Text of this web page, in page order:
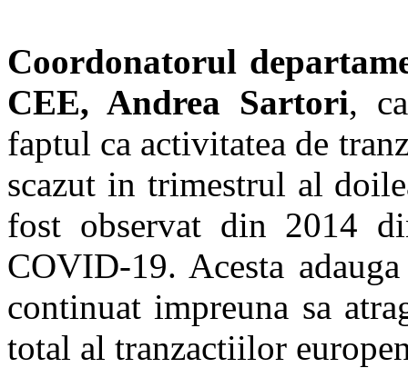
Coordonatorul
CEE, Andrea Sartori,
faptul ca activitatea de
scazut in trimestrul al
fost observat din 2014
COVID-19. Acesta
continuat impreuna sa
total al tranzactiilor